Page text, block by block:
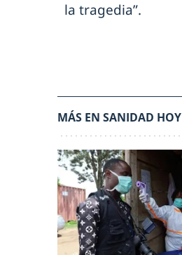
la tragedia”.
MÁS EN SANIDAD HOY